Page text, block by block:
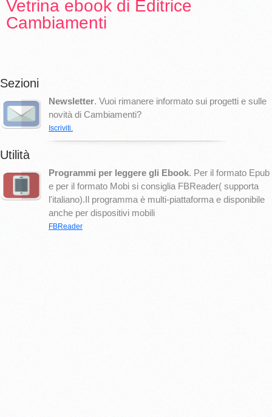
Vetrina ebook di Editrice
Cambiamenti
Sezioni
Newsletter. Vuoi rimanere informato sui progetti e sulle
novità di Cambiamenti?
Iscriviti.
Utilità
Programmi per leggere gli Ebook. Per il formato Epub
e per il formato Mobi si consiglia FBReader( supporta
l'italiano).Il programma è multi-piattaforma e disponibile
anche per dispositivi mobili
FBReader